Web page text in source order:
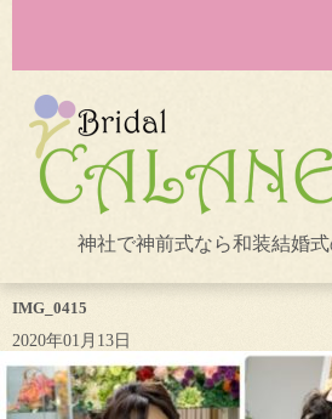
神社で神前式なら和装結婚
IMG_0415
2020年01月13日